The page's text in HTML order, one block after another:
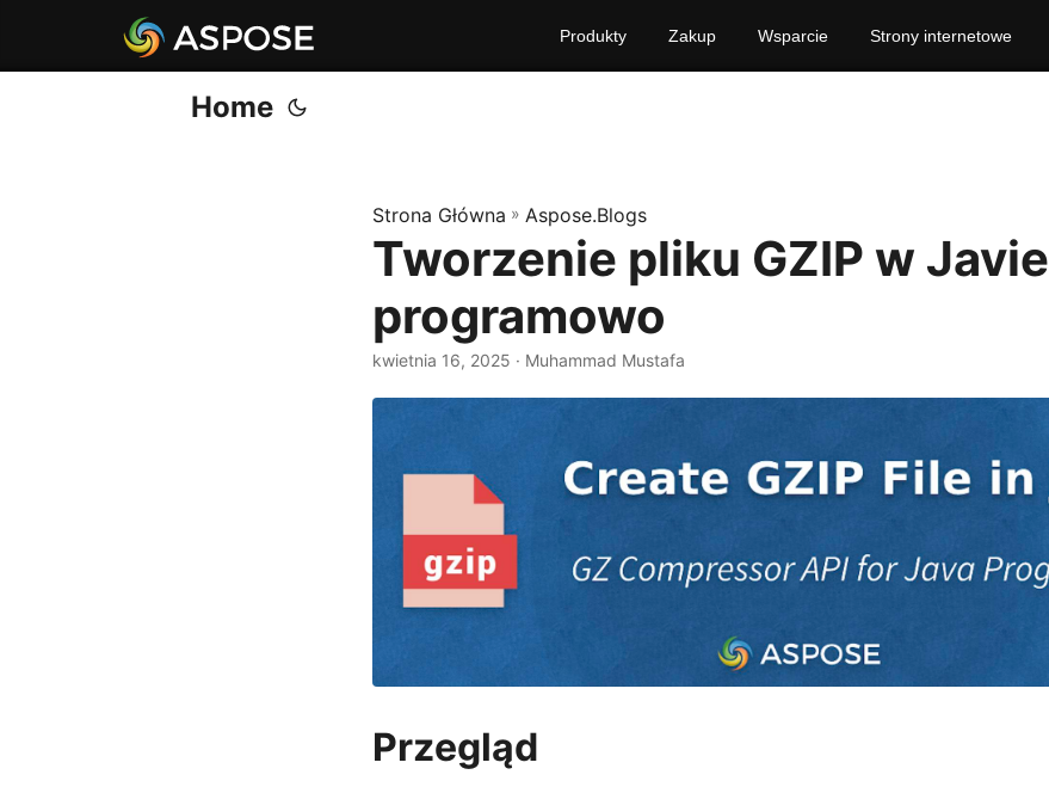
Produkty Zakup Wsparcie Strony internetowe
Home
Strona Główna » Aspose.Blogs
Tworzenie pliku GZIP w Javie
programowo
kwietnia 16, 2025 · Muhammad Mustafa
Przegląd